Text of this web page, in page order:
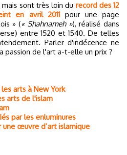
sont très loin du record des 12
en avril 2011pour une page
» (« Shahnameh »), réalisé dans
entre 1520 et 1540. De telles
Parler d'indécence ne
passion de l'art a-t-elle un prix ?
arts à New York
arts de l'islam
par les enluminures
une œuvre d’art islamique